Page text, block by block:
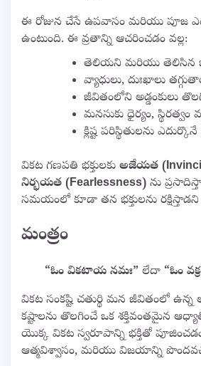
ఈ రోజున చేసే ఉపవాసం మరియు పూజ
ఉంటుంది. ఈ వ్రతాన్ని ఆచరించడం వల్ల:
తెలియని మరియు తెలిసిన
వ్యాధులు, దుఃఖాలు
జీవితంలోని అడ్డంకులు
మనసుకు ధైర్యం, స్థిరత్వం
క్లిష్ట పరిస్థితులను ఎదుర్కొనే
వికట గణపతి భక్తులకు అజేయత
నిర్భయత (Fearlessness) ను
సమయంలో కూడా తన భక్తులను రక్షిస్తాడని
మంత్రం
“ఓం వికటాయ నమః” లేదా “ఓం
వికట సంకష్టి చతుర్థి మన జీవితంలో ఉన్న
కష్టాలను తొలగించే ఒక శక్తివంతమైన
యొక్క వికట స్వరూపాన్ని భక్తితో
ఆత్మవిశ్వాసం, మరియు విజయాన్ని